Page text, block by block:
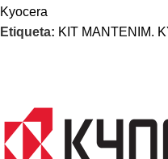
Kyocera
Etiqueta: KIT MANTENIM.